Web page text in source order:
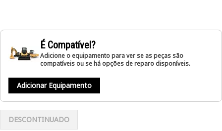
É Compatível?
Adicione o equipamento para ver se as peças são
compatíveis ou se há opções de reparo disponíveis.
Adicionar Equipamento
DESCONTINUADO